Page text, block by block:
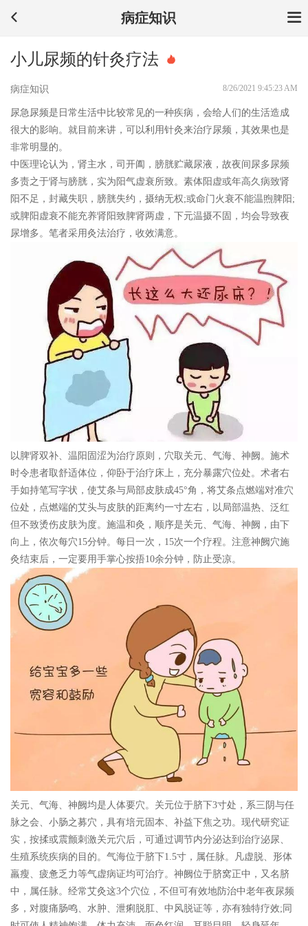
病症知识
小儿尿频的针灸疗法
病症知识 8/26/2021 9:45:23 AM
尿急尿频是日常生活中比较常见的一种疾病，会给人们的生活造成
很大的影响。就目前来讲，可以利用针灸来治疗尿频，其效果也是
非常明显的。
中医理论认为，肾主水，司开阖，膀胱贮藏尿液，故夜间尿多尿频
多责之于肾与膀胱，实为阳气虚衰所致。素体阳虚或年高久病致肾
阳不足，封藏失职，膀胱失约，摄纳无权;或命门火衰不能温煦脾阳;
或脾阳虚衰不能充养肾阳致脾肾两虚，下元温摄不固，均会导致夜
尿增多。笔者采用灸法治疗，收效满意。
以 脾肾双补 、温阳固涩为治疗 原则，穴取 关元 气海 神阙 。 施术
时令患者取舒适体位，仰卧于治疗床上，充分暴露穴位处。术者右
手如持笔写字状，使艾条与局部皮肤成45°角，将艾条点燃端对准穴
位处，点燃端的艾头与皮肤的距离约一寸左右，以局部温热、泛红
但不致烫伤皮肤为度。施温和灸，顺序是关元、气海、神阙，由下
向上，依次每穴15分钟。每日一次，15次一个疗程。注意神阙穴施
灸结束后，一定要用手掌心按捂10余分钟，防止受凉。
关元、气海、神阙均是人体要穴。 关元位于脐下3寸处，系三阴与任
脉之会、小肠之募穴，具有培元固本、补益下焦之功。现代研究证
实，按揉或震颤刺激关元穴后，可通过调节内分泌达到治疗泌尿、
生殖系统疾病的目的。气海位于脐下1.5寸，属任脉。凡虚脱、形体
羸瘦、疲惫乏力等气虚病证均可治疗。神阙位于脐窝正中，又名脐
中，属任脉。经常艾灸这3个穴位，不但可有效地防治中老年夜尿频
多，对腹痛肠鸣、水肿、泄痢脱肛、中风脱证等，亦有独特疗效;同